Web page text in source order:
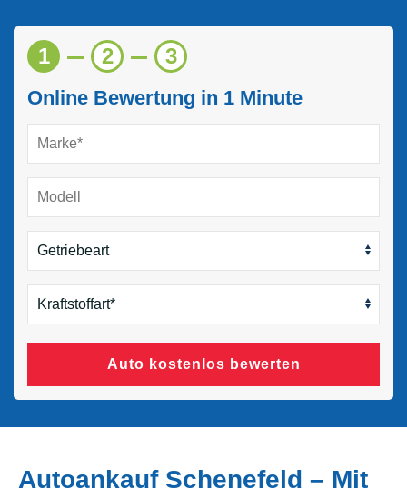
1 2 3
Online Bewertung in 1 Minute
Auto kostenlos bewerten
Autoankauf Schenefeld – Mit